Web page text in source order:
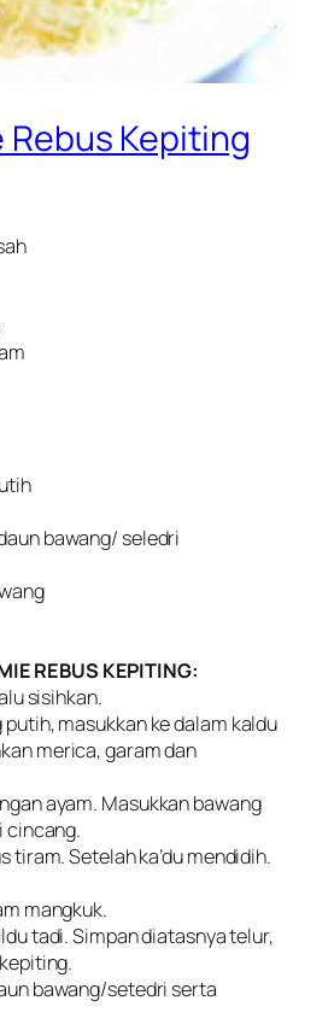
Rebus Kepiting
bawang/ seledri
REBUS KEPITING:
sisihkan.
masukkan ke dalam kaldu
merica, garam dan
ayam. Masukkan bawang
cincang.
tiram. Setelah ka’du mendidih.
mangkuk.
tadi. Simpan diatasnya telur,
bawang/setedri serta